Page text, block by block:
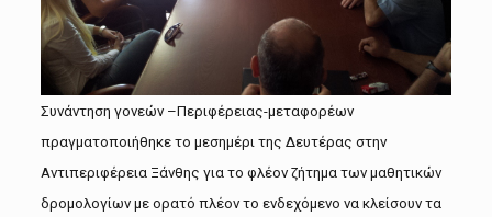
Συνάντηση γονεών –Περιφέρειας-μεταφορέων
πραγματοποιήθηκε το μεσημέρι της Δευτέρας στην
Αντιπεριφέρεια Ξάνθης για το φλέον ζήτημα των μαθητικών
δρομολογίων με ορατό πλέον το ενδεχόμενο να κλείσουν τα